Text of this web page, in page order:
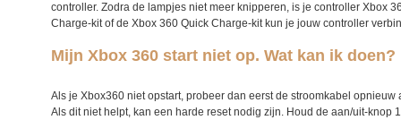
controller. Zodra de lampjes niet meer knipperen, is je controller Xbox
Charge-kit of de Xbox 360 Quick Charge-kit kun je jouw controller v
Mijn Xbox 360 start niet op. Wat kan ik doen?
Als je Xbox360 niet opstart, probeer dan eerst de stroomkabel
Als dit niet helpt, kan een harde reset nodig zijn. Houd de aan/uit-